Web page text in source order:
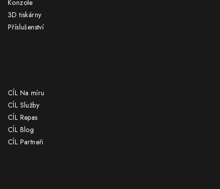
Konzole
3D tiskárny
Příslušenství
CÍL Na míru
CÍL Služby
CÍL Repas
CÍL Blog
CÍL Partneři